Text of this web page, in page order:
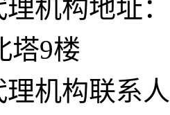
理机构地址
塔9楼
理机构联系